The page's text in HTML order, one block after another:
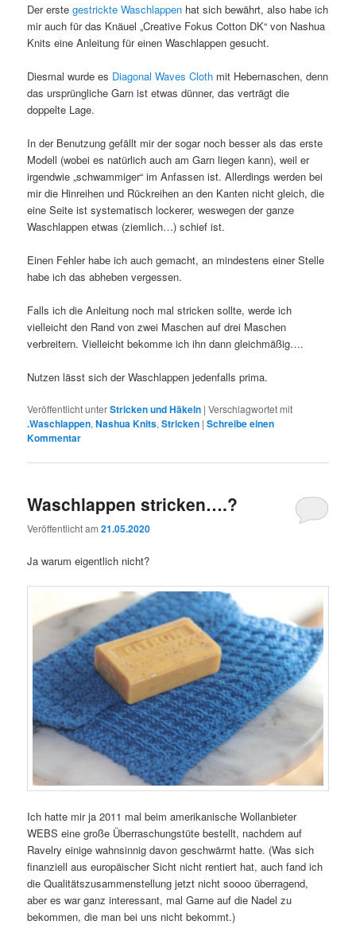
Der erstegestrickte Waschlappen hat sich bewährt, also habe ich
mir auch für das Knäuel „Creative Fokus Cotton DK“ von Nashua
Knits eine Anleitung für einen Waschlappen gesucht.
Diesmal wurde es Diagonal Waves Cloth mit Hebemaschen, denn
das ursprüngliche Garn ist etwas dünner, das verträgt die
doppelte Lage.
In der Benutzung gefällt mir der sogar noch besser als das erste
Modell (wobei es natürlich auch am Garn liegen kann), weil er
irgendwie „schwammiger“ im Anfassen ist. Allerdings werden bei
mir die Hinreihen und Rückreihen an den Kanten nicht gleich, die
eine Seite ist systematisch lockerer, weswegen der ganze
Waschlappen etwas (ziemlich…) schief ist.
Einen Fehler habe ich auch gemacht, an mindestens einer Stelle
habe ich das abheben vergessen.
Falls ich die Anleitung noch mal stricken sollte, werde ich
vielleicht den Rand von zwei Maschen auf drei Maschen
verbreitern. Vielleicht bekomme ich ihn dann gleichmäßig….
Nutzen lässt sich der Waschlappen jedenfalls prima.
Veröffentlicht unterStricken und Häkeln |Verschlagwortet mit
.Waschlappen,Nashua Knits,Stricken |Schreibe einen
Kommentar
Waschlappen stricken….?
Veröffentlicht am21.05.2020
Ja warum eigentlich nicht?
Ich hatte mir ja 2011 mal beim amerikanische Wollanbieter
WEBS eine große Überraschungstüte bestellt, nachdem auf
Ravelry einige wahnsinnig davon geschwärmt hatte. (Was sich
finanziell aus europäischer Sicht nicht rentiert hat, auch fand ich
die Qualitätszusammenstellung jetzt nicht soooo überragend,
aber es war ganz interessant, mal Garne auf die Nadel zu
bekommen, die man bei uns nicht bekommt.)